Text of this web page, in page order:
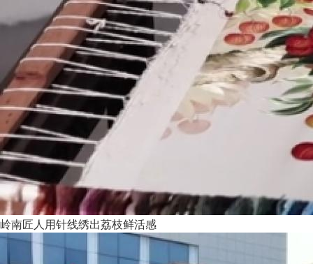
岭南匠人用针线绣出荔枝鲜活感